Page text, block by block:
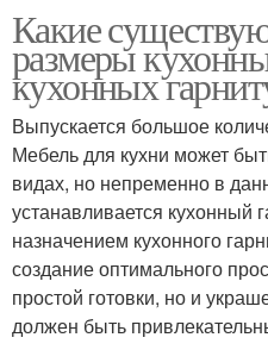
Какие
размеры
кухонных
Выпускается большое
Мебель для кухни может
видах, но непременно в
устанавливается кухонный
назначением кухонного
создание оптимального
простой готовки, но и
должен быть